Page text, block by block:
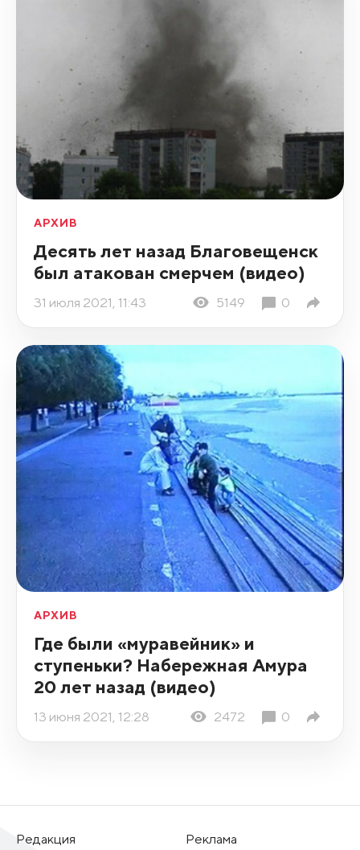
АРХИВ
Десять лет назад Благовещенск
был атакован смерчем (видео)
31 июля 2021, 11:43 5149 0
АРХИВ
Где были «муравейник» и
ступеньки? Набережная Амура
20 лет назад (видео)
13 июня 2021, 12:28 2472 0
Редакция
Реклама